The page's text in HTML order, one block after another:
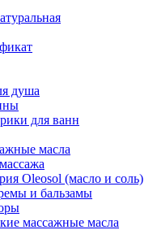
душа
для ванн
масла
Oleosol (масло и соль)
и бальзамы
массажные масла